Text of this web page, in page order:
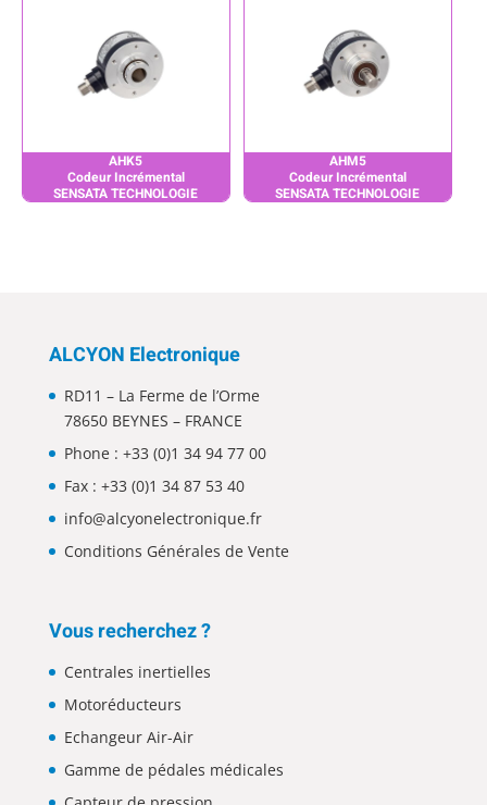
AHK5
Codeur Incrémental
SENSATA TECHNOLOGIE
AHM5
Codeur Incrémental
SENSATA TECHNOLOGIE
ALCYON Electronique
RD11 – La Ferme de l’Orme
78650 BEYNES – FRANCE
Phone : +33 (0)1 34 94 77 00
Fax : +33 (0)1 34 87 53 40
info@alcyonelectronique.fr
Conditions Générales de Vente
Vous recherchez ?
Centrales inertielles
Motoréducteurs
Echangeur Air-Air
Gamme de pédales médicales